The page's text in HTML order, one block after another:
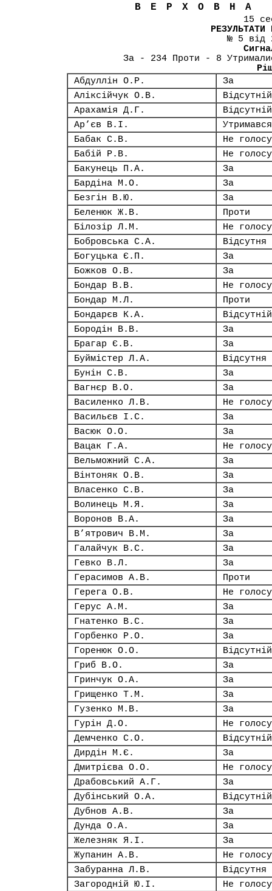
15
РЕЗУЛЬТАТИ
№ 5 від
За - 234 Проти - 8
Абдуллін О.Р.
За
Аліксійчук О.В.
Відсутній
Арахамія Д.Г.
Відсутній
Ар’єв В.І.
Утримався
Бабак С.В.
Не
Бабій Р.В.
Не
Бакунець П.А.
За
Бардіна М.О.
За
Безгін В.Ю.
За
Беленюк Ж.В.
Проти
Білозір Л.М.
Не
Бобровська С.А.
Відсутня
Богуцька Є.П.
За
Божков О.В.
За
Бондар В.В.
Не
Бондар М.Л.
Проти
Бондарєв К.А.
Відсутній
Бородін В.В.
За
Брагар Є.В.
За
Буймістер Л.А.
Відсутня
Бунін С.В.
За
Вагнєр В.О.
За
Василенко Л.В.
Не
Васильєв І.С.
За
Васюк О.О.
За
Вацак Г.А.
Не
Вельможний С.А.
За
Вінтоняк О.В.
За
Власенко С.В.
За
Волинець М.Я.
За
Воронов В.А.
За
В’ятрович В.М.
За
Галайчук В.С.
За
Гевко В.Л.
За
Герасимов А.В.
Проти
Герега О.В.
Не
Герус А.М.
За
Гнатенко В.С.
За
Горбенко Р.О.
За
Горенюк О.О.
Відсутній
Гриб В.О.
За
Гринчук О.А.
За
Грищенко Т.М.
За
Гузенко М.В.
За
Гурін Д.О.
Не
Демченко С.О.
Відсутній
Дирдін М.Є.
За
Дмитрієва О.О.
Не
Драбовський А.Г.
За
Дубінський О.А.
Відсутній
Дубнов А.В.
За
Дунда О.А.
За
Железняк Я.І.
За
Жупанин А.В.
Не
Забуранна Л.В.
Відсутня
Загородній Ю.І.
Не